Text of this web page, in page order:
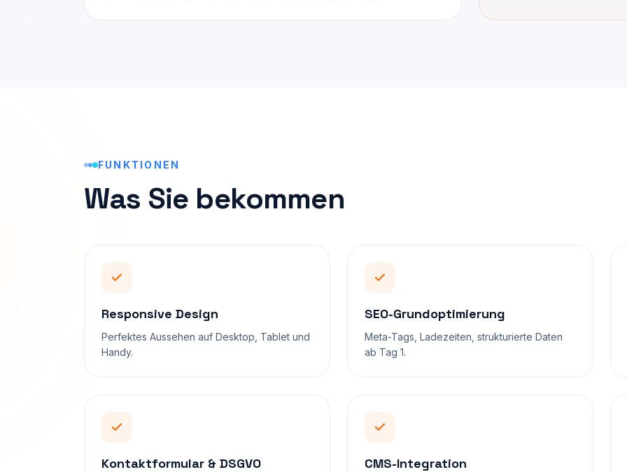
FUNKTIONEN
Was Sie bekommen
Responsive Design
Perfektes Aussehen auf Desktop, Tablet und
Handy.
SEO-Grundoptimierung
Meta-Tags, Ladezeiten, strukturierte Daten
ab Tag 1.
Kontaktformular & DSGVO CMS-Integration